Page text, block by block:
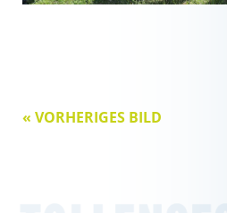
« VORHERIGES BILD